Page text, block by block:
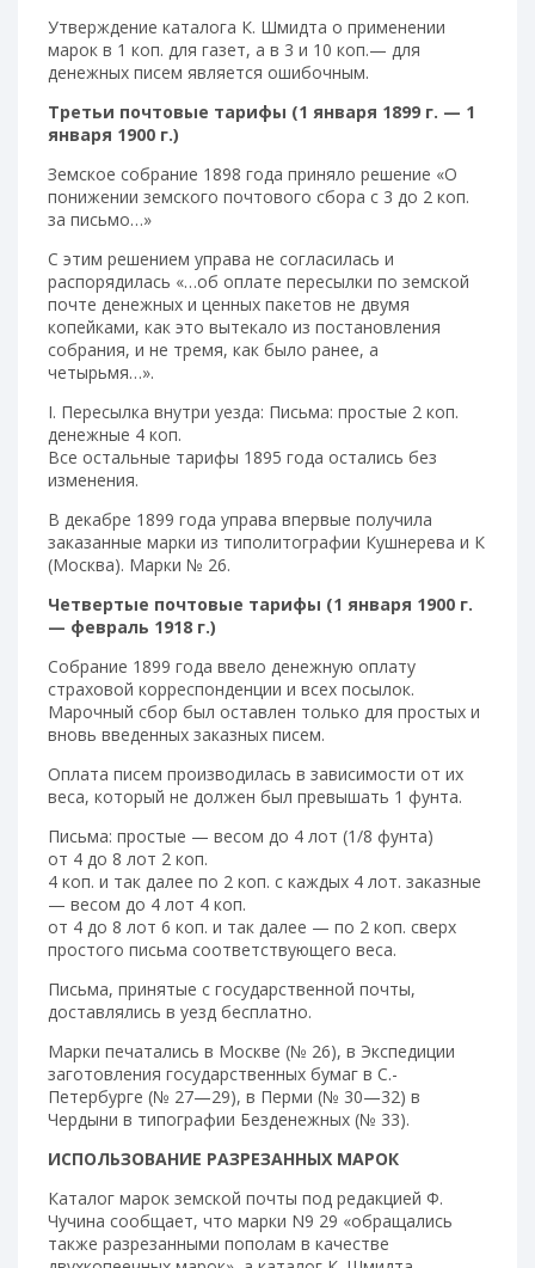
Утверждение каталога К. Шмидта о применении
марок в 1 коп. для газет, а в 3 и 10 коп.— для
денежных писем является ошибочным.
Третьи почтовые тарифы (1 января 1899 г. — 1
января 1900 г.)
Земское собрание 1898 года приняло решение «О
понижении земского почтового сбора с 3 до 2 коп.
за письмо…»
С этим решением управа не согласилась и
распорядилась «…об оплате пересылки по земской
почте денежных и ценных пакетов не двумя
копейками, как это вытекало из постановления
собрания, и не тремя, как было ранее, а
четырьмя…».
I. Пересылка внутри уезда: Письма: простые 2 коп.
денежные 4 коп.
Все остальные тарифы 1895 года остались без
изменения.
В декабре 1899 года управа впервые получила
заказанные марки из типолитографии Кушнерева и К
(Москва). Марки № 26.
Четвертые почтовые тарифы (1 января 1900 г.
— февраль 1918 г.)
Собрание 1899 года ввело денежную оплату
страховой корреспонденции и всех посылок.
Марочный сбор был оставлен только для простых и
вновь введенных заказных писем.
Оплата писем производилась в зависимости от их
веса, который не должен был превышать 1 фунта.
Письма: простые — весом до 4 лот (1/8 фунта)
от 4 до 8 лот 2 коп.
4 коп. и так далее по 2 коп. с каждых 4 лот. заказные
— весом до 4 лот 4 коп.
от 4 до 8 лот 6 коп. и так далее — по 2 коп. сверх
простого письма соответствующего веса.
Письма, принятые с государственной почты,
доставлялись в уезд бесплатно.
Марки печатались в Москве (№ 26), в Экспедиции
заготовления государственных бумаг в С.-
Петербурге (№ 27—29), в Перми (№ 30—32) в
Чердыни в типографии Безденежных (№ 33).
ИСПОЛЬЗОВАНИЕ РАЗРЕЗАННЫХ МАРОК
Каталог марок земской почты под редакцией Ф.
Чучина сообщает, что марки N9 29 «обращались
также разрезанными пополам в качестве